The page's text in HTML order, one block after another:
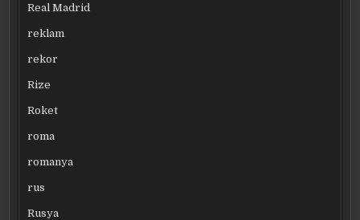
Real Madrid
reklam
rekor
Rize
Roket
roma
romanya
rus
Rusya